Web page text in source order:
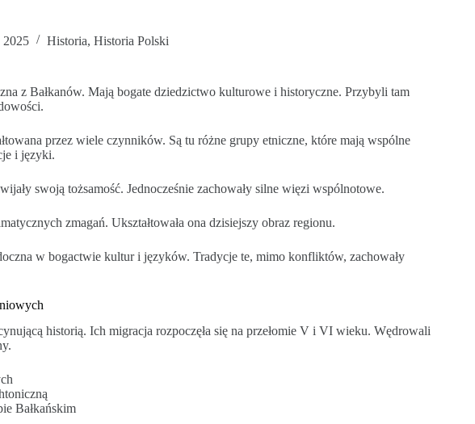
2025 Historia, Historia Polski
z Bałkanów. Mają bogate dziedzictwo kulturowe i historyczne. Przybyli tam
przez wiele czynników. Są tu różne grupy etniczne, które mają wspólne
i języki.
swoją tożsamość. Jednocześnie zachowały silne więzi wspólnotowe.
zmagań. Ukształtowała ona dzisiejszy obraz regionu.
w bogactwie kultur i języków. Tradycje te, mimo konfliktów, zachowały
historią. Ich migracja rozpoczęła się na przełomie V i VI wieku. Wędrowali
Bałkańskim